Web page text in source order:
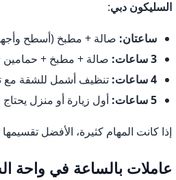
السليكون دبي:
ساعتان: صالة + مطبخ (أسطح
3 ساعات:
صالة + مطبخ +
4 ساعات:
تنظيف أشمل للشقة مع
5 ساعات:
أول زيارة أو منزل
إذا كانت المهام كثيرة، الأفضل
عاملات بالساعة في واحة